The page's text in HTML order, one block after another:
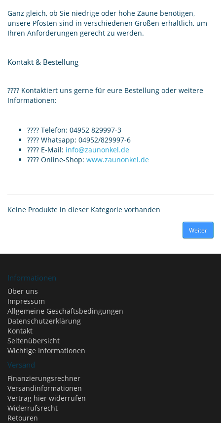
Ganz gleich, ob Sie niedrige oder hohe Zäune benötigen,
unsere Pfosten sind in verschiedenen Größen erhältlich, um
Ihren Anforderungen gerecht zu werden.
Kontakt & Bestellung
???? Kontaktiert uns gerne für eure Bestellung oder weitere
Informationen:
???? Telefon: 04952 829997-3
???? Whatsapp: 04952/829997-6
???? E-Mail: info@zaunonkel.de
???? Online-Shop: www.zaunonkel.de
Keine Produkte in dieser Kategorie vorhanden
Weiter
Informationen
Über uns
Impressum
Allgemeine Geschäftsbedingungen
Datenschutzerklärung
Kontakt
Seitenübersicht
Wichtige Informationen
Versand
Finanzierungsrechner
Versandinformationen
Vertrag hier widerrufen
Widerrufsrecht
Retouren